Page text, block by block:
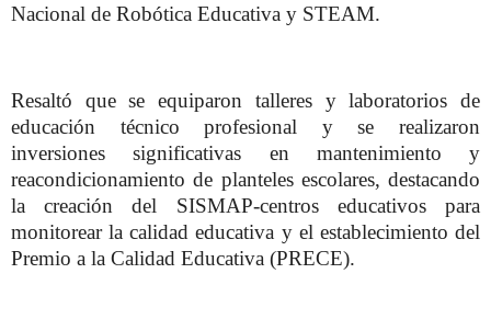
Nacional de Robótica Educativa y STEAM.
Resaltó que se equiparon talleres y laboratorios de
educación técnico profesional y se realizaron
inversiones significativas en mantenimiento y
reacondicionamiento de planteles escolares, destacando
la creación del SISMAP-centros educativos para
monitorear la calidad educativa y el establecimiento del
Premio a la Calidad Educativa (PRECE).